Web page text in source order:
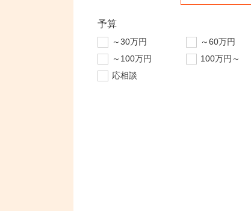
予算
～30万円
～60万円
～100万円
100万円～
応相談